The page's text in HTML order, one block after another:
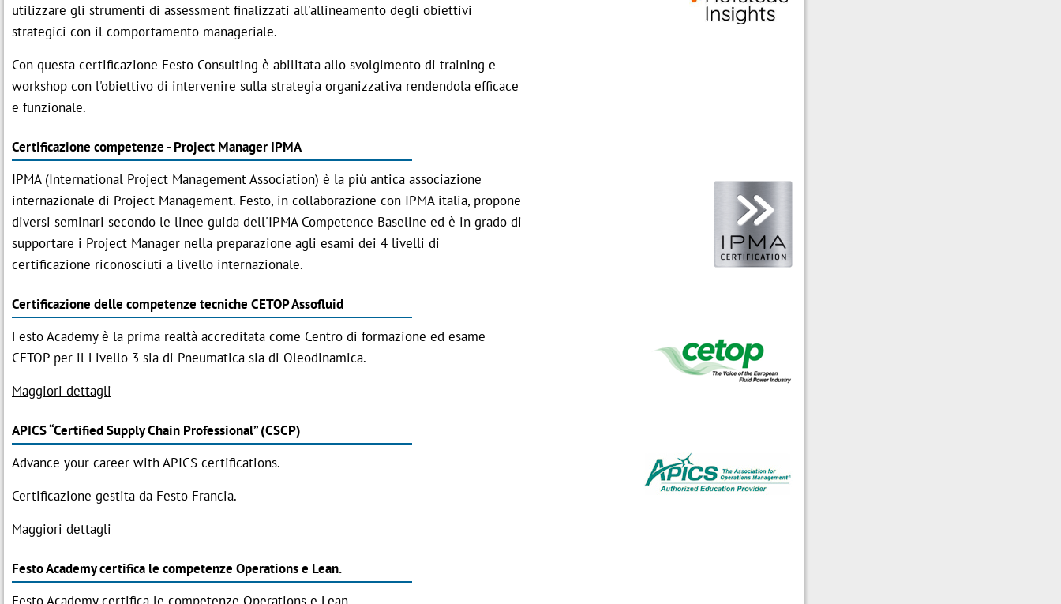
utilizzare gli strumenti di assessment finalizzati all'allineamento degli obiettivi
strategici con il comportamento manageriale.
Con questa certificazione Festo Consulting è abilitata allo svolgimento di training e
workshop con l'obiettivo di intervenire sulla strategia organizzativa rendendola efficace
e funzionale.
Certificazione competenze - Project Manager IPMA
IPMA (International Project Management Association) è la più antica associazione
internazionale di Project Management. Festo, in collaborazione con IPMA italia, propone
diversi seminari secondo le linee guida dell'IPMA Competence Baseline ed è in grado di
supportare i Project Manager nella preparazione agli esami dei 4 livelli di
certificazione riconosciuti a livello internazionale.
Certificazione delle competenze tecniche CETOP Assofluid
Festo Academy è la prima realtà accreditata come Centro di formazione ed esame
CETOP per il Livello 3 sia di Pneumatica sia di Oleodinamica.
Maggiori dettagli
APICS “Certified Supply Chain Professional” (CSCP)
Advance your career with APICS certifications.
Certificazione gestita da Festo Francia.
Maggiori dettagli
Festo Academy certifica le competenze Operations e Lean.